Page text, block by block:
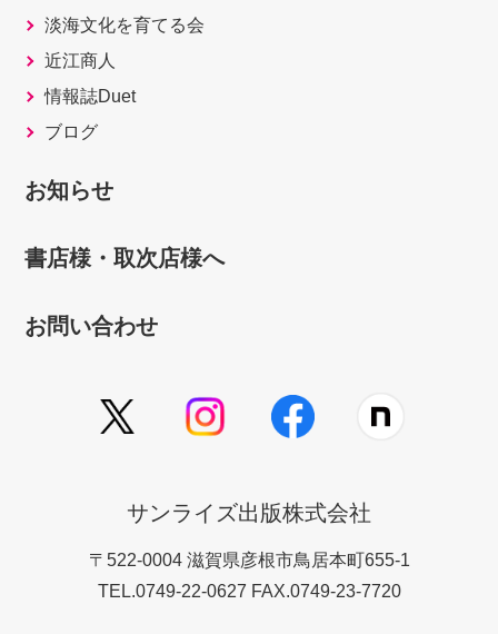
淡海文化を育てる会
近江商人
情報誌Duet
ブログ
お知らせ
書店様・取次店様へ
お問い合わせ
サンライズ出版株式会社
〒522-0004 滋賀県彦根市鳥居本町655-1
TEL.0749-22-0627 FAX.0749-23-7720